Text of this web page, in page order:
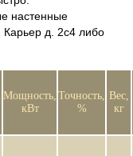
настенные
Карьер д. 2с4 либо
Мощность,
кВт
Точность,
%
Вес,
кг